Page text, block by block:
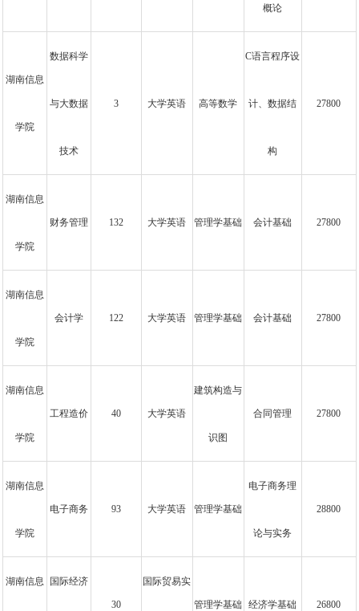
概论
湖南信息
学院
数据科学
与大数据
技术
3 大学英语 高等数学
C语言程序设
计、数据结
构
27800
湖南信息
学院
财务管理 132 大学英语 管理学基础 会计基础 27800
湖南信息
学院
会计学 122 大学英语 管理学基础 会计基础 27800
湖南信息
学院
工程造价 40 大学英语
建筑构造与
识图
合同管理 27800
湖南信息
学院
电子商务 93 大学英语 管理学基础
电子商务理
论与实务
28800
湖南信息 国际经济
30
国际贸易实
管理学基础 经济学基础 26800